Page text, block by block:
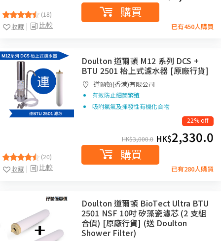
(18)
比較
收藏
購買
已有450人購買
(20)
比較
收藏
Doulton 道爾頓 M12 系列 DCS +
BTU 2501 枱上式濾水器 [原廠行貨]
道爾頓(香港)有限公司
有效防止細菌繁殖
吸附氯氣及揮發性有機化合物
22% off
HK$3,000.0 HK$2,330.0
購買
已有280人購買
Doulton 道爾頓 BioTect Ultra BTU
2501 NSF 10吋 矽藻瓷濾芯 (2 支組
合價) [原廠行貨] (送 Doulton
Shower Filter)